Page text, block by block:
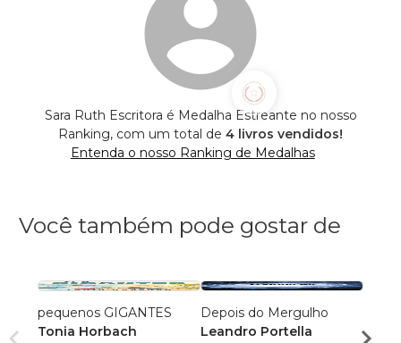
Sara Ruth Escritora é Medalha Estreante no nosso
Ranking, com um total de 4 livros vendidos!
Entenda o nosso Ranking de Medalhas
Você também pode gostar de
pequenos GIGANTES
Tonia Horbach
Depois do Mergulho
Leandro Portella